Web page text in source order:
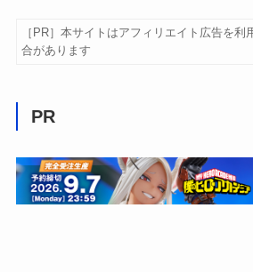
［PR］本サイトはアフィリエイト広告を
合があります
PR